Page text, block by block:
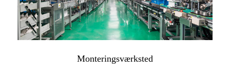
Monteringsværksted